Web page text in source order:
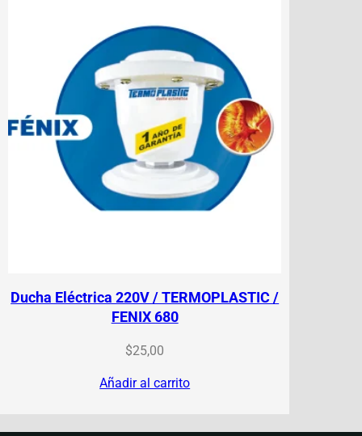
Ducha Eléctrica 220V / TERMOPLASTIC /
FENIX 680
$25,00
Añadir al carrito